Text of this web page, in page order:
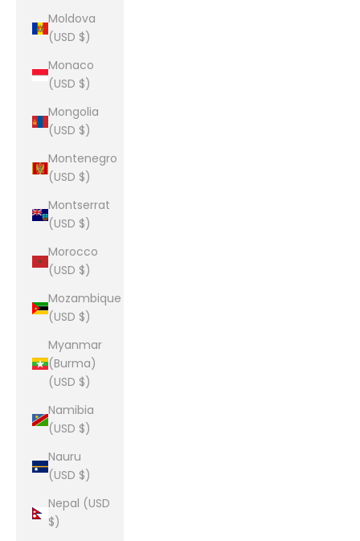
Moldova
(USD $)
Monaco
(USD $)
Mongolia
(USD $)
Montenegro
(USD $)
Montserrat
(USD $)
Morocco
(USD $)
Mozambique
(USD $)
Myanmar
(Burma)
(USD $)
Namibia
(USD $)
Nauru
(USD $)
Nepal (USD
$)